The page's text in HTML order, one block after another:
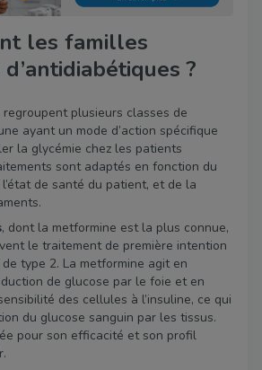
les familles
?
plusieurs classes de
ayant un mode d’action spécifique
la glycémie chez les patients
sont adaptés en fonction du
de santé du patient, et de la
, dont la metformine est la plus connue,
le traitement de première intention
type 2. La metformine agit en
de glucose par le foie et en
des cellules à l’insuline, ce qui
du glucose sanguin par les tissus.
pour son efficacité et son profil